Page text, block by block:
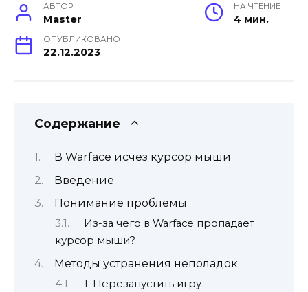
АВТОР
Master
НА ЧТЕНИЕ
4 мин.
ОПУБЛИКОВАНО
22.12.2023
Содержание
В Warface исчез курсор мыши
Введение
Понимание проблемы
Из-за чего в Warface пропадает
курсор мыши?
Методы устранения неполадок
1. Перезапустить игру